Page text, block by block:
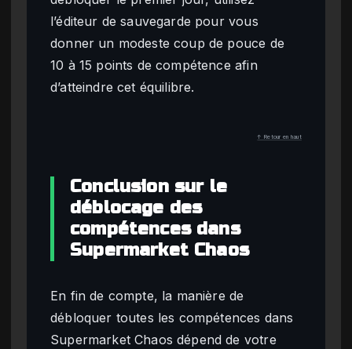
l’éditeur de sauvegarde pour vous
donner un modeste coup de pouce de
10 à 15 points de compétence afin
d’atteindre cet équilibre.
↑ Retour en haut
Conclusion sur le
déblocage des
compétences dans
Supermarket Chaos
En fin de compte, la manière de
débloquer toutes les compétences dans
Supermarket Chaos dépend de votre